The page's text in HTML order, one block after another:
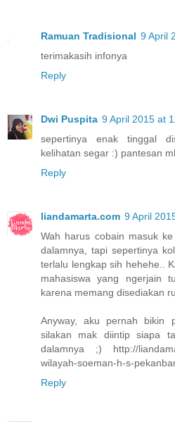
Ramuan Tradisional 9 April
terimakasih infonya
Reply
Dwi Puspita 9 April 2015 at
sepertinya enak tinggal
kelihatan segar :) pantesan
Reply
liandamarta.com 9 April
Wah harus cobain masuk
dalamnya, tapi sepertinya
terlalu lengkap sih hehehe..
mahasiswa yang ngerjain
karena memang disediakan
Anyway, aku pernah bikin
silakan mak diintip siapa
dalamnya ;) http://
wilayah-soeman-h-s-
Reply